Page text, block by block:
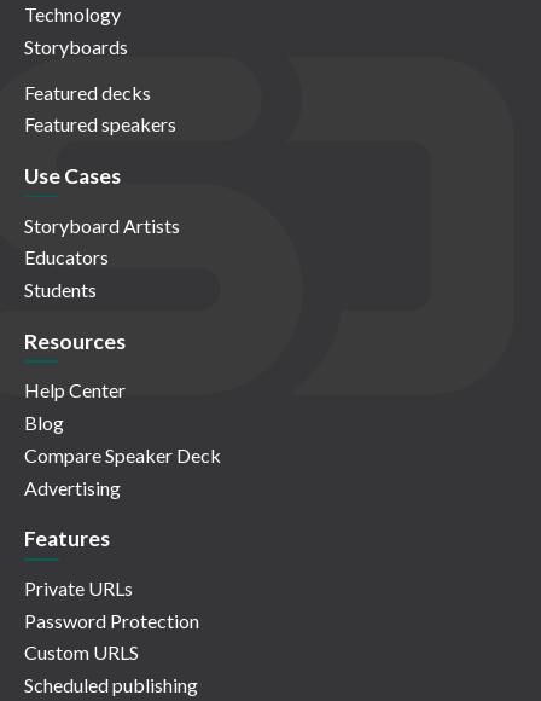
Technology
Storyboards
Featured decks
Featured speakers
Use Cases
Storyboard Artists
Educators
Students
Resources
Help Center
Blog
Compare Speaker Deck
Advertising
Features
Private URLs
Password Protection
Custom URLS
Scheduled publishing